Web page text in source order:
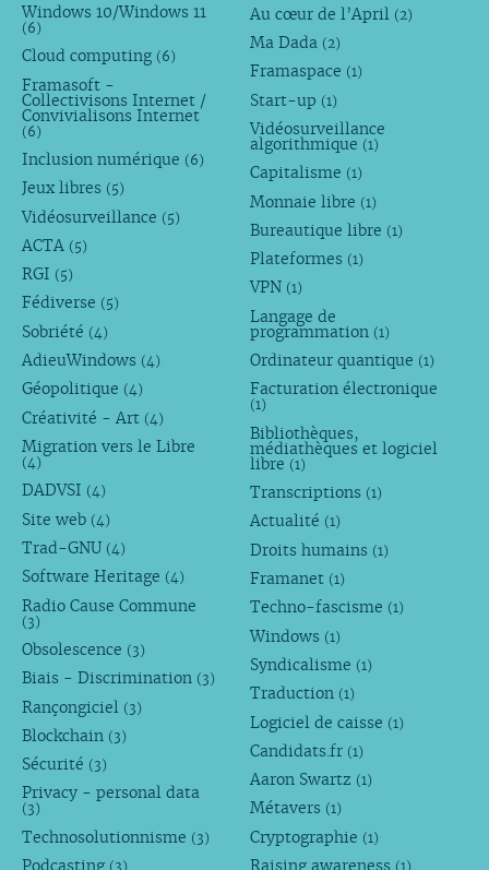
Windows 10/Windows 11
(6)
Cloud computing (6)
Framasoft -
Collectivisons Internet /
Convivialisons Internet
(6)
Inclusion numérique (6)
Jeux libres (5)
Vidéosurveillance (5)
ACTA (5)
RGI (5)
Fédiverse (5)
Sobriété (4)
AdieuWindows (4)
Géopolitique (4)
Créativité - Art (4)
Migration vers le Libre
(4)
DADVSI (4)
Site web (4)
Trad-GNU (4)
Software Heritage (4)
Radio Cause Commune
(3)
Obsolescence (3)
Biais - Discrimination (3)
Rançongiciel (3)
Blockchain (3)
Sécurité (3)
Privacy - personal data
(3)
Technosolutionnisme (3)
Podcasting (3)
Au cœur de l’April (2)
Ma Dada (2)
Framaspace (1)
Start-up (1)
Vidéosurveillance
algorithmique (1)
Capitalisme (1)
Monnaie libre (1)
Bureautique libre (1)
Plateformes (1)
VPN (1)
Langage de
programmation (1)
Ordinateur quantique (1)
Facturation électronique
(1)
Bibliothèques,
médiathèques et logiciel
libre (1)
Transcriptions (1)
Actualité (1)
Droits humains (1)
Framanet (1)
Techno-fascisme (1)
Windows (1)
Syndicalisme (1)
Traduction (1)
Logiciel de caisse (1)
Candidats.fr (1)
Aaron Swartz (1)
Métavers (1)
Cryptographie (1)
Raising awareness (1)